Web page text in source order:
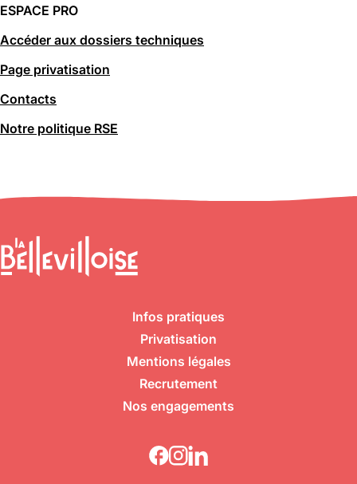
ESPACE PRO
Accéder aux dossiers techniques
Page privatisation
Contacts
Notre politique RSE
Infos pratiques
Privatisation
Mentions légales
Recrutement
Nos engagements